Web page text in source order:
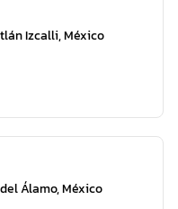
Izcalli,México
Álamo,México